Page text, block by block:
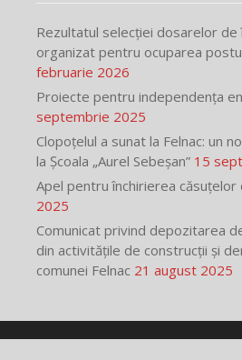
Rezultatul selecției dosarelor de
organizat pentru ocuparea
februarie 2026
Proiecte pentru independența
septembrie 2025
Clopoțelul a sunat la Felnac: un
la Școala „Aurel Sebeșan” 15
Apel pentru închirierea căsuțelor
2025
Comunicat privind depozitarea
din activitățile de construcții și
comunei Felnac 21 august 2025